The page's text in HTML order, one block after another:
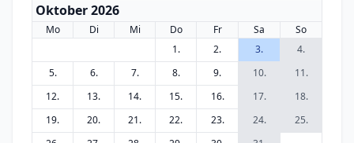
Oktober 2026
Mo Di Mi Do Fr Sa
So
1.
2. 3.
4.
5.
6. 7. 8. 9. 10.
11.
12.
13. 14. 15. 16. 17.
18.
19.
20. 21. 22. 23. 24.
25.